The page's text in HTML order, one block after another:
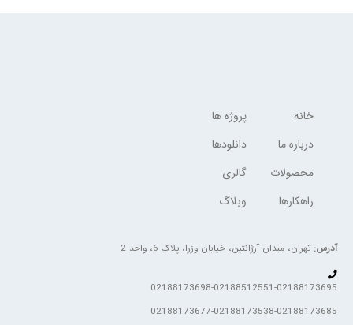
خانه
درباره ما
محصولات
راهکارها
پروژه ها
دانلودها
گالری
وبلاگ
آدرس: تهران، میدان آرژانتین، خیابان وزرا، پلاک 6، واحد 2
02188173698-02188512551-02188173695
02188173677-02188173538-02188173685